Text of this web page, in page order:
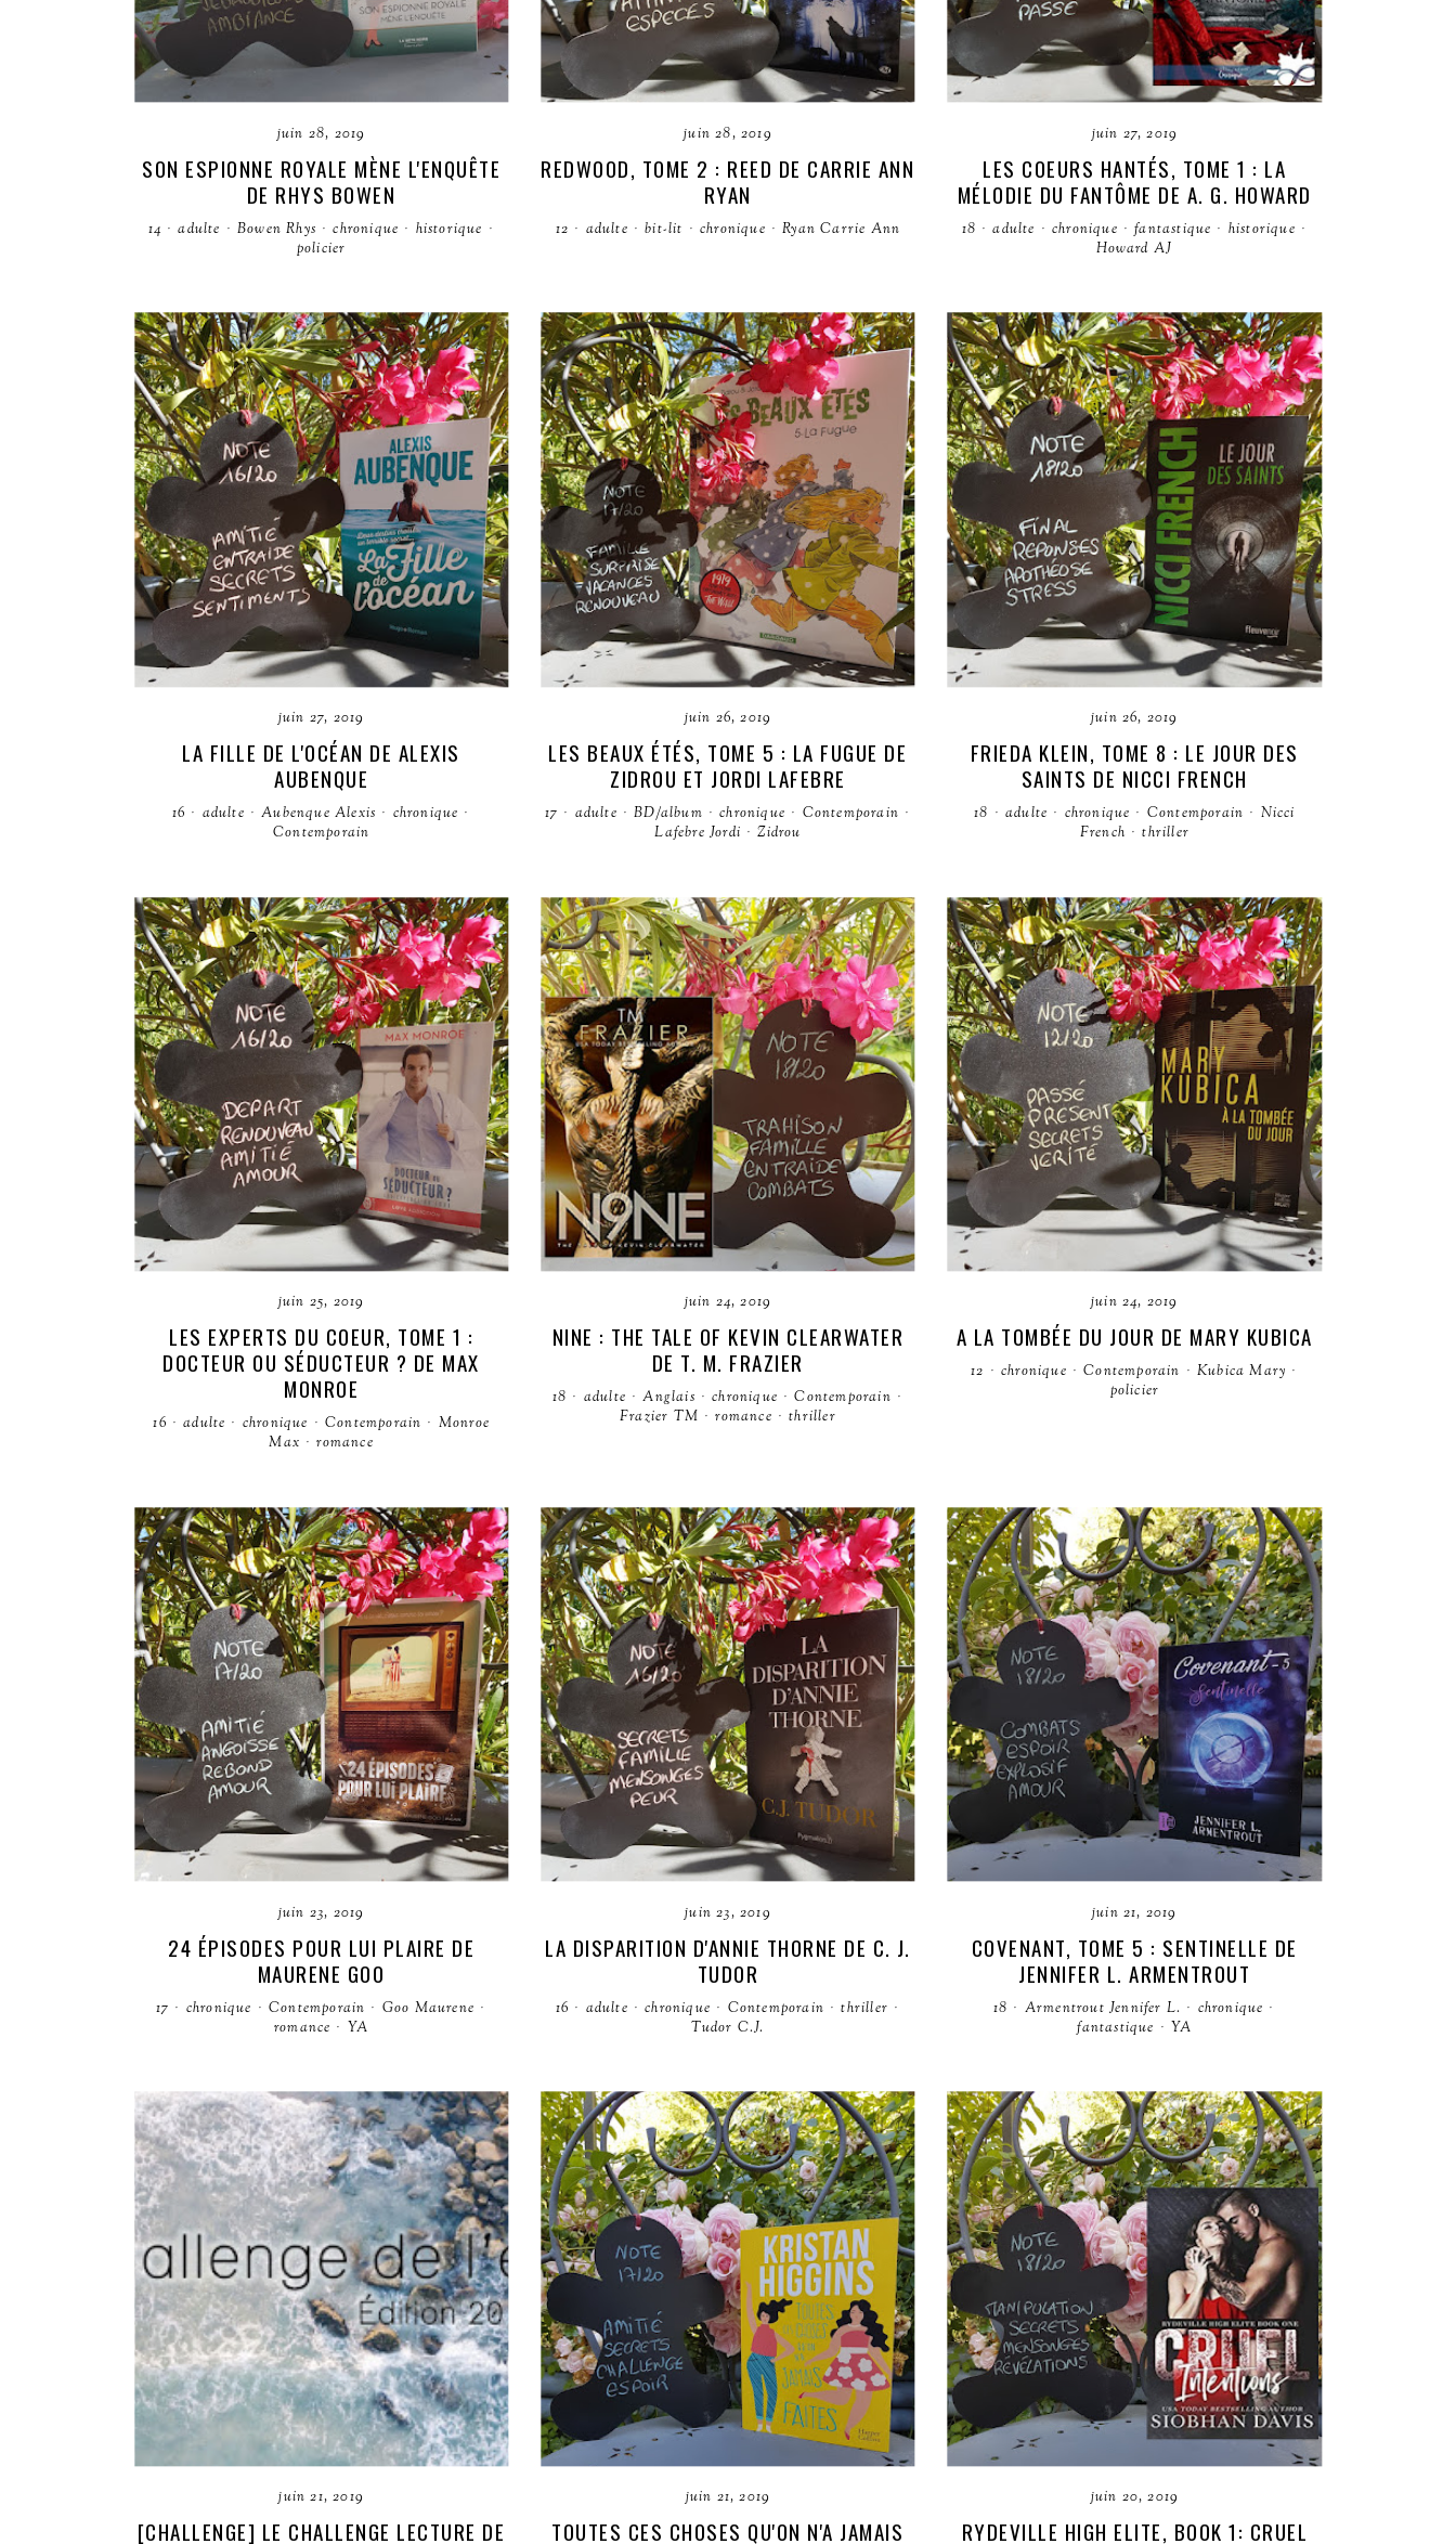
juin 28, 2019
SON ESPIONNE ROYALE MÈNE L'ENQUÊTE
DE RHYS BOWEN
14 · adulte · Bowen Rhys · chronique · historique ·
policier
juin 28, 2019
REDWOOD, TOME 2 : REED DE CARRIE ANN
RYAN
12 · adulte · bit-lit · chronique · Ryan Carrie Ann
juin 27, 2019
LES COEURS HANTÉS, TOME 1 : LA
MÉLODIE DU FANTÔME DE A. G. HOWARD
18 · adulte · chronique · fantastique · historique ·
Howard AJ
juin 27, 2019
LA FILLE DE L'OCÉAN DE ALEXIS
AUBENQUE
16 · adulte · Aubenque Alexis · chronique ·
Contemporain
juin 26, 2019
LES BEAUX ÉTÉS, TOME 5 : LA FUGUE DE
ZIDROU ET JORDI LAFEBRE
17 · adulte · BD/album · chronique · Contemporain ·
Lafebre Jordi · Zidrou
juin 26, 2019
FRIEDA KLEIN, TOME 8 : LE JOUR DES
SAINTS DE NICCI FRENCH
18 · adulte · chronique · Contemporain · Nicci
French · thriller
juin 25, 2019
LES EXPERTS DU COEUR, TOME 1 :
DOCTEUR OU SÉDUCTEUR ? DE MAX
MONROE
16 · adulte · chronique · Contemporain · Monroe
Max · romance
juin 24, 2019
NINE : THE TALE OF KEVIN CLEARWATER
DE T. M. FRAZIER
18 · adulte · Anglais · chronique · Contemporain ·
Frazier TM · romance · thriller
juin 24, 2019
A LA TOMBÉE DU JOUR DE MARY KUBICA
12 · chronique · Contemporain · Kubica Mary ·
policier
juin 23, 2019
24 ÉPISODES POUR LUI PLAIRE DE
MAURENE GOO
17 · chronique · Contemporain · Goo Maurene ·
romance · YA
juin 23, 2019
LA DISPARITION D'ANNIE THORNE DE C. J.
TUDOR
16 · adulte · chronique · Contemporain · thriller ·
Tudor C.J.
juin 21, 2019
COVENANT, TOME 5 : SENTINELLE DE
JENNIFER L. ARMENTROUT
18 · Armentrout Jennifer L. · chronique ·
fantastique · YA
juin 21, 2019
[CHALLENGE] LE CHALLENGE LECTURE DE
juin 21, 2019
TOUTES CES CHOSES QU'ON N'A JAMAIS
juin 20, 2019
RYDEVILLE HIGH ELITE, BOOK 1: CRUEL